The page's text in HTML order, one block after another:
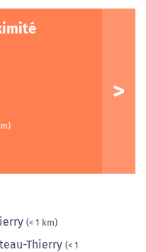
(< 1 km)
Thierry (< 1